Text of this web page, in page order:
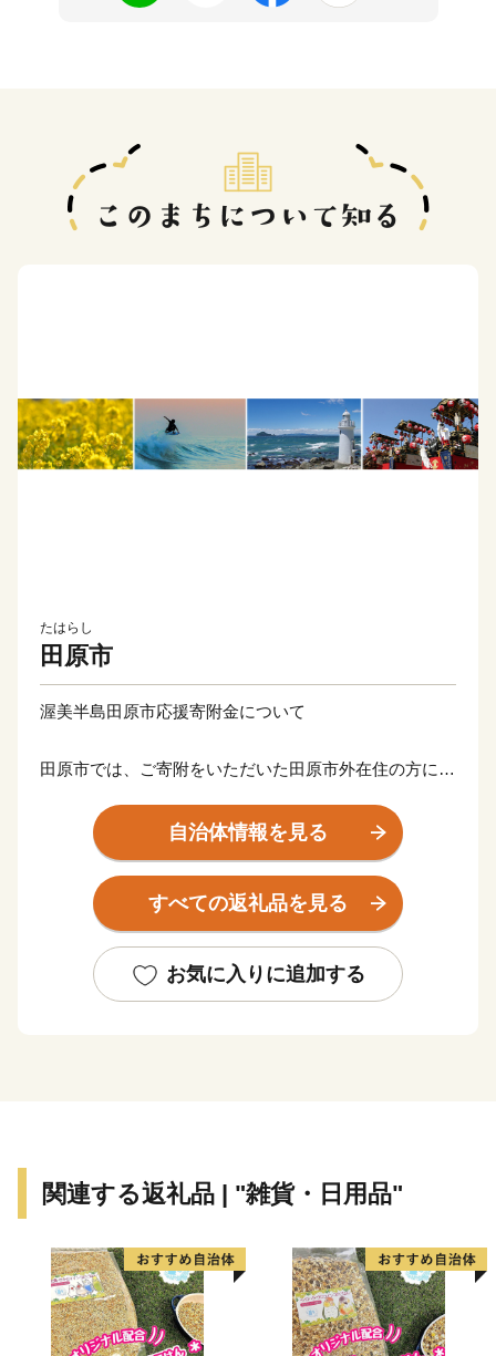
たはらし
田原市
渥美半島田原市応援寄附金について
田原市では、ご寄附をいただいた田原市外在住の方に、
の返礼品をお贈りいたします。
【ご注意】
【重要】ご依頼をいただき出荷準備が開始された後のお
「発送完了メール」に記載されたお荷物番号をもとに、
直接配送業者にお問い合わせください。
・返礼品の写真はイメージです。
※1月1日～10日は指定日配送をお受けできません。ご
了承ください。※
※指定日配送を受付していない返礼品は、備考欄等にご
記入いただいた場合でもお受けすることが出来かねま
自治体情報を見る
すべての返礼品を見る
お気に入りに追加する
関連する返礼品 | "雑貨・日用品"